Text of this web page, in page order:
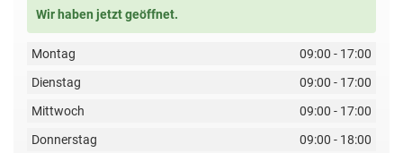
Wir haben jetzt geöffnet.
Montag
09:00 - 17:00
Dienstag
09:00 - 17:00
Mittwoch
09:00 - 17:00
Donnerstag
09:00 - 18:00